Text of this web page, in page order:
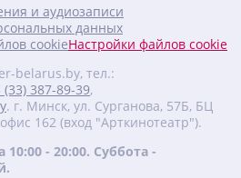
и аудиозаписи
данных
cookieНастройки файлов cookie
belarus.by, тел.:
(33) 387-89-39,
. г. Минск, ул. Сурганова, 57Б, БЦ
162 (вход "Арткинотеатр").
- 20:00. Суббота -